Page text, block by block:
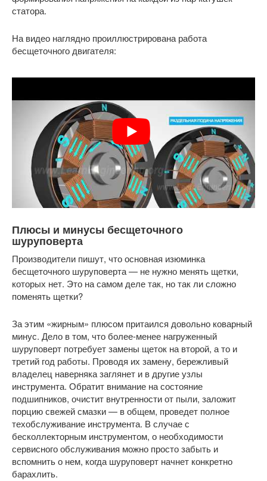
статора.
На видео наглядно проиллюстрирована работа
бесщеточного двигателя:
Плюсы и минусы бесщеточного
шуруповерта
Производители пишут, что основная изюминка
бесщеточного шуруповерта — не нужно менять щетки,
которых нет. Это на самом деле так, но так ли сложно
поменять щетки?
За этим «жирным» плюсом притаился довольно коварный
минус. Дело в том, что более-менее нагруженный
шуруповерт потребует замены щеток на второй, а то и
третий год работы. Проводя их замену, бережливый
владелец наверняка заглянет и в другие узлы
инструмента. Обратит внимание на состояние
подшипников, очистит внутренности от пыли, заложит
порцию свежей смазки — в общем, проведет полное
техобслуживание инструмента. В случае с
бесколлекторным инструментом, о необходимости
сервисного обслуживания можно просто забыть и
вспомнить о нем, когда шуруповерт начнет конкретно
барахлить.